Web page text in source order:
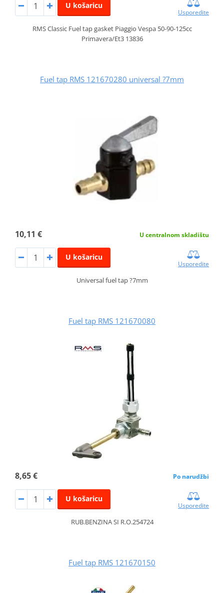
U košaricu
Usporedite
RMS Classic Fuel tap gasket Piaggio Vespa 50-90-125cc
Primavera/Et3 13836
Fuel tap RMS 121670280 universal ?7mm
10,11 € U centralnom skladištu
U košaricu
Usporedite
Universal fuel tap ?7mm
Fuel tap RMS 121670080
8,65 € Po narudžbi
U košaricu
Usporedite
RUB.BENZINA SI R.O.254724
Fuel tap RMS 121670150